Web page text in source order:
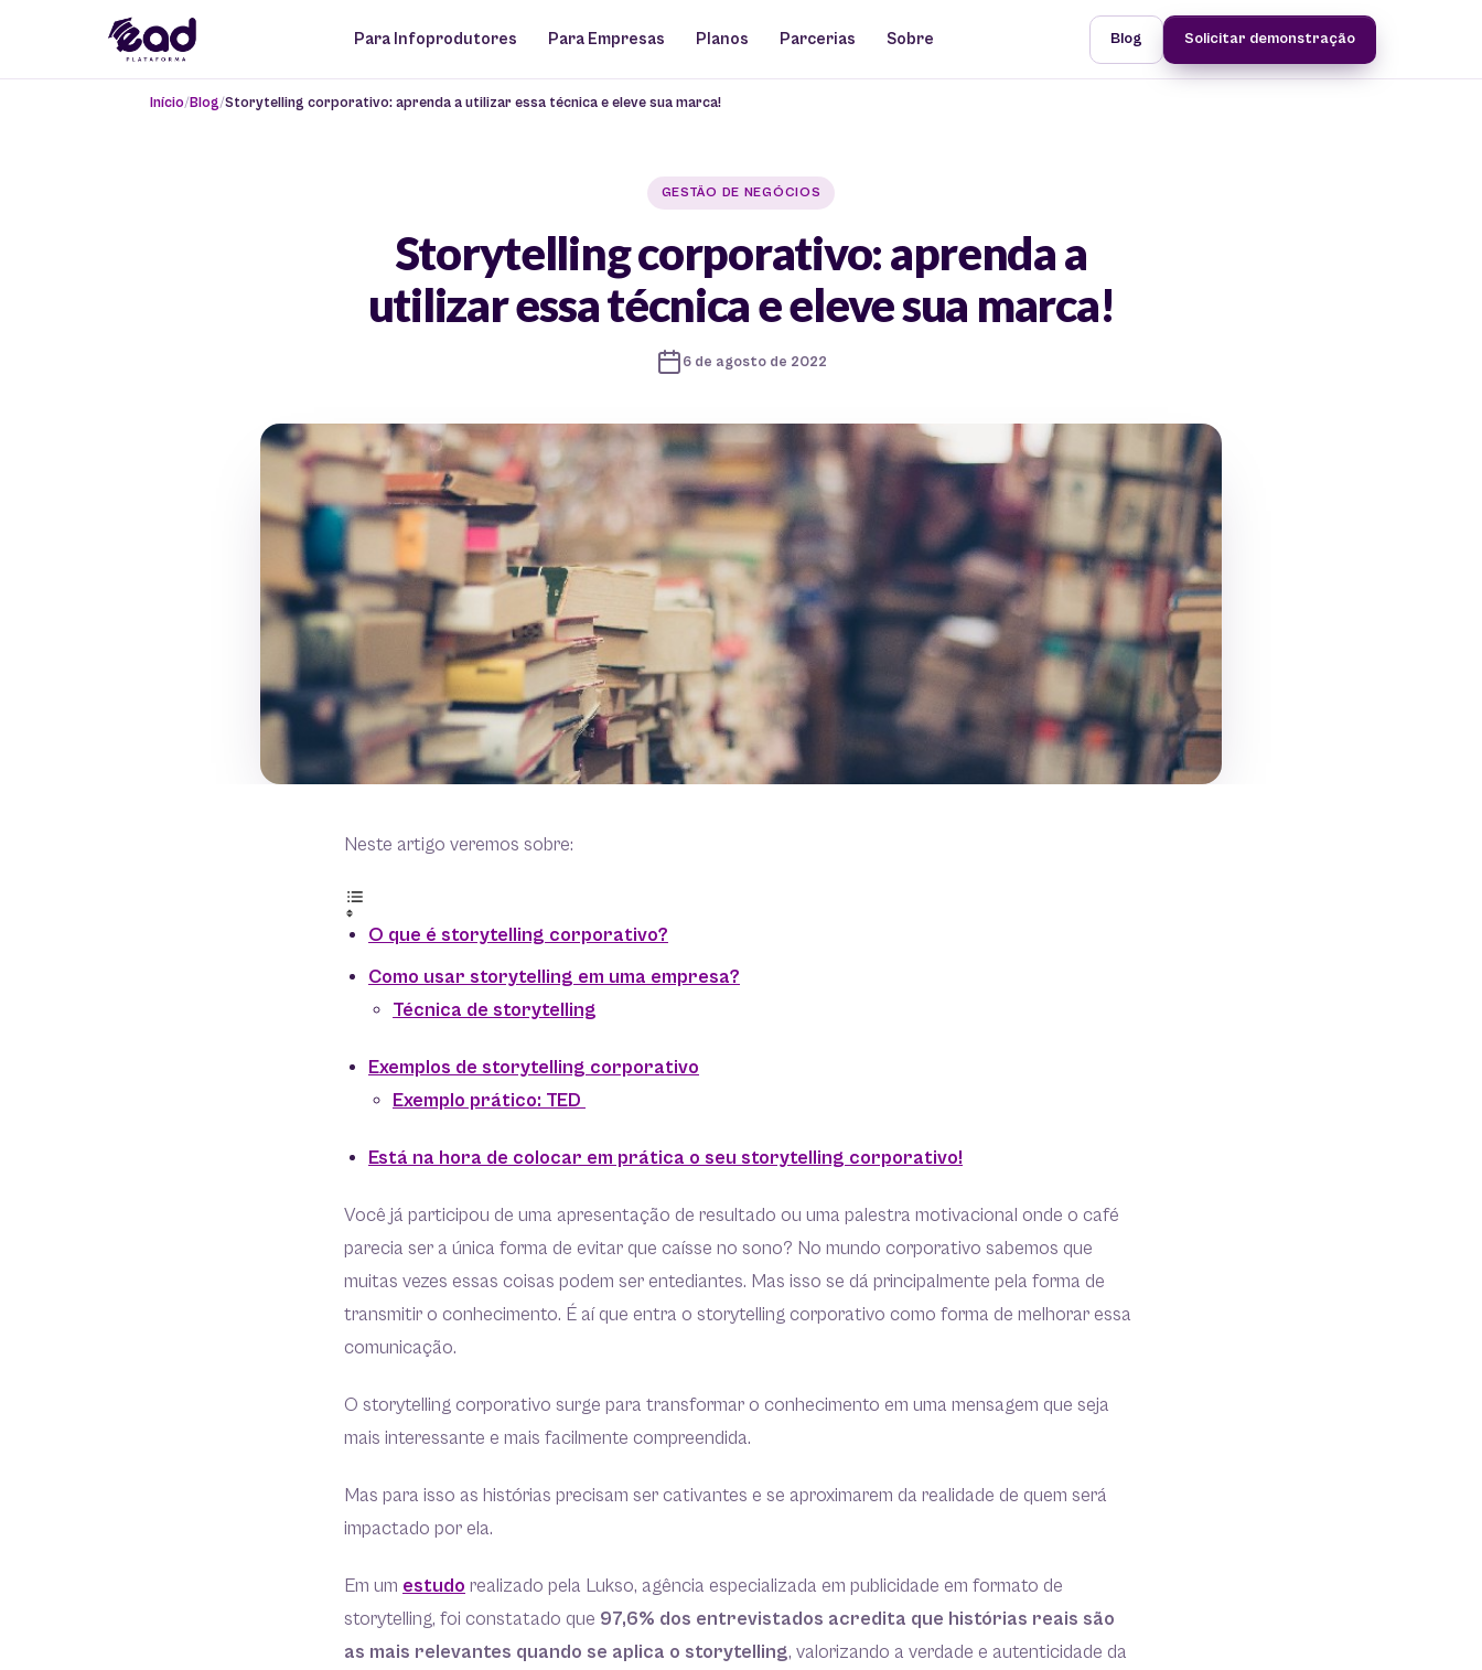
Para Infoprodutores Para Empresas Planos Parcerias Sobre Blog Solicitar demonstração
Início Blog Storytelling corporativo: aprenda a utilizar essa técnica e eleve sua marca!
GESTÃO DE NEGÓCIOS
Storytelling corporativo: aprenda a
utilizar essa técnica e eleve sua marca!
6 de agosto de 2022
Neste artigo veremos sobre:
O que é storytelling corporativo?
Como usar storytelling em uma empresa?
Técnica de storytelling
Exemplos de storytelling corporativo
Exemplo prático: TED
Está na hora de colocar em prática o seu storytelling corporativo!
Você já participou de uma apresentação de resultado ou uma palestra motivacional onde o café
parecia ser a única forma de evitar que caísse no sono? No mundo corporativo sabemos que
muitas vezes essas coisas podem ser entediantes. Mas isso se dá principalmente pela forma de
transmitir o conhecimento. É aí que entra o storytelling corporativo como forma de melhorar essa
comunicação.
O storytelling corporativo surge para transformar o conhecimento em uma mensagem que seja
mais interessante e mais facilmente compreendida.
Mas para isso as histórias precisam ser cativantes e se aproximarem da realidade de quem será
impactado por ela.
Em um estudo realizado pela Lukso, agência especializada em publicidade em formato de
storytelling, foi constatado que 97,6% dos entrevistados acredita que histórias reais são
as mais relevantes quando se aplica o storytelling, valorizando a verdade e autenticidade da